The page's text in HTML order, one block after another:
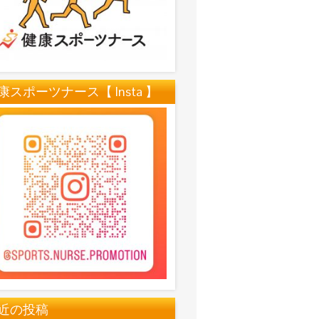
スポーツナース【 Insta 】
の投稿